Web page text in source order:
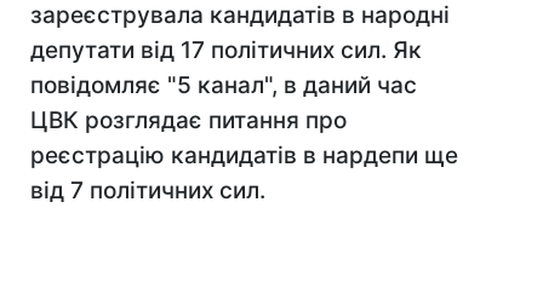
зареєструвала кандидатів в народні
депутати від 17 політичних сил. Як
повідомляє "5 канал", в даний час
ЦВК розглядає питання про
реєстрацію кандидатів в нардепи ще
від 7 політичних сил.